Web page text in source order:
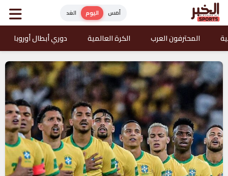
أمس اليوم الغد
المحترفون العرب الكرة العالمية دوري أبطال أوروبا